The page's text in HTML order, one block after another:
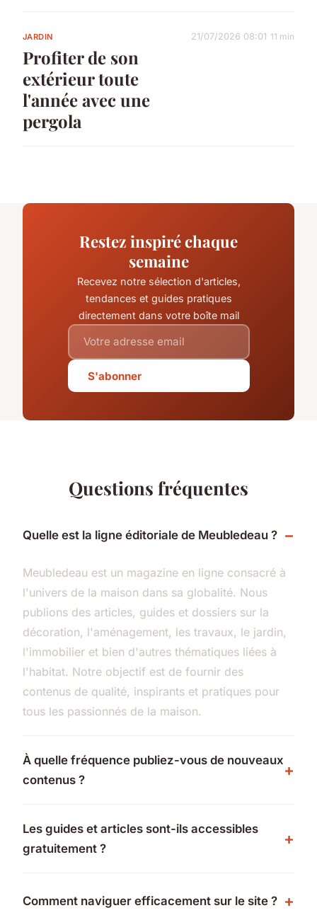
JARDIN
Profiter de son
extérieur toute
l'année avec une
pergola
21/07/2026 08:01 11 min
Restez inspiré chaque
semaine
Recevez notre sélection d'articles,
tendances et guides pratiques
directement dans votre boîte mail
S'abonner
Questions fréquentes
Quelle est la ligne éditoriale de Meubledeau ?
Meubledeau est un magazine en ligne consacré à
l'univers de la maison dans sa globalité. Nous
publions des articles, guides et dossiers sur la
décoration, l'aménagement, les travaux, le jardin,
l'immobilier et bien d'autres thématiques liées à
l'habitat. Notre objectif est de fournir des
contenus de qualité, inspirants et pratiques pour
tous les passionnés de la maison.
À quelle fréquence publiez-vous de nouveaux
contenus ?
Les guides et articles sont-ils accessibles
gratuitement ?
Comment naviguer efficacement sur le site ?